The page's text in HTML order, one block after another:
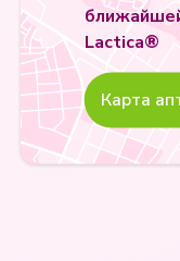
Lactica®
Карта